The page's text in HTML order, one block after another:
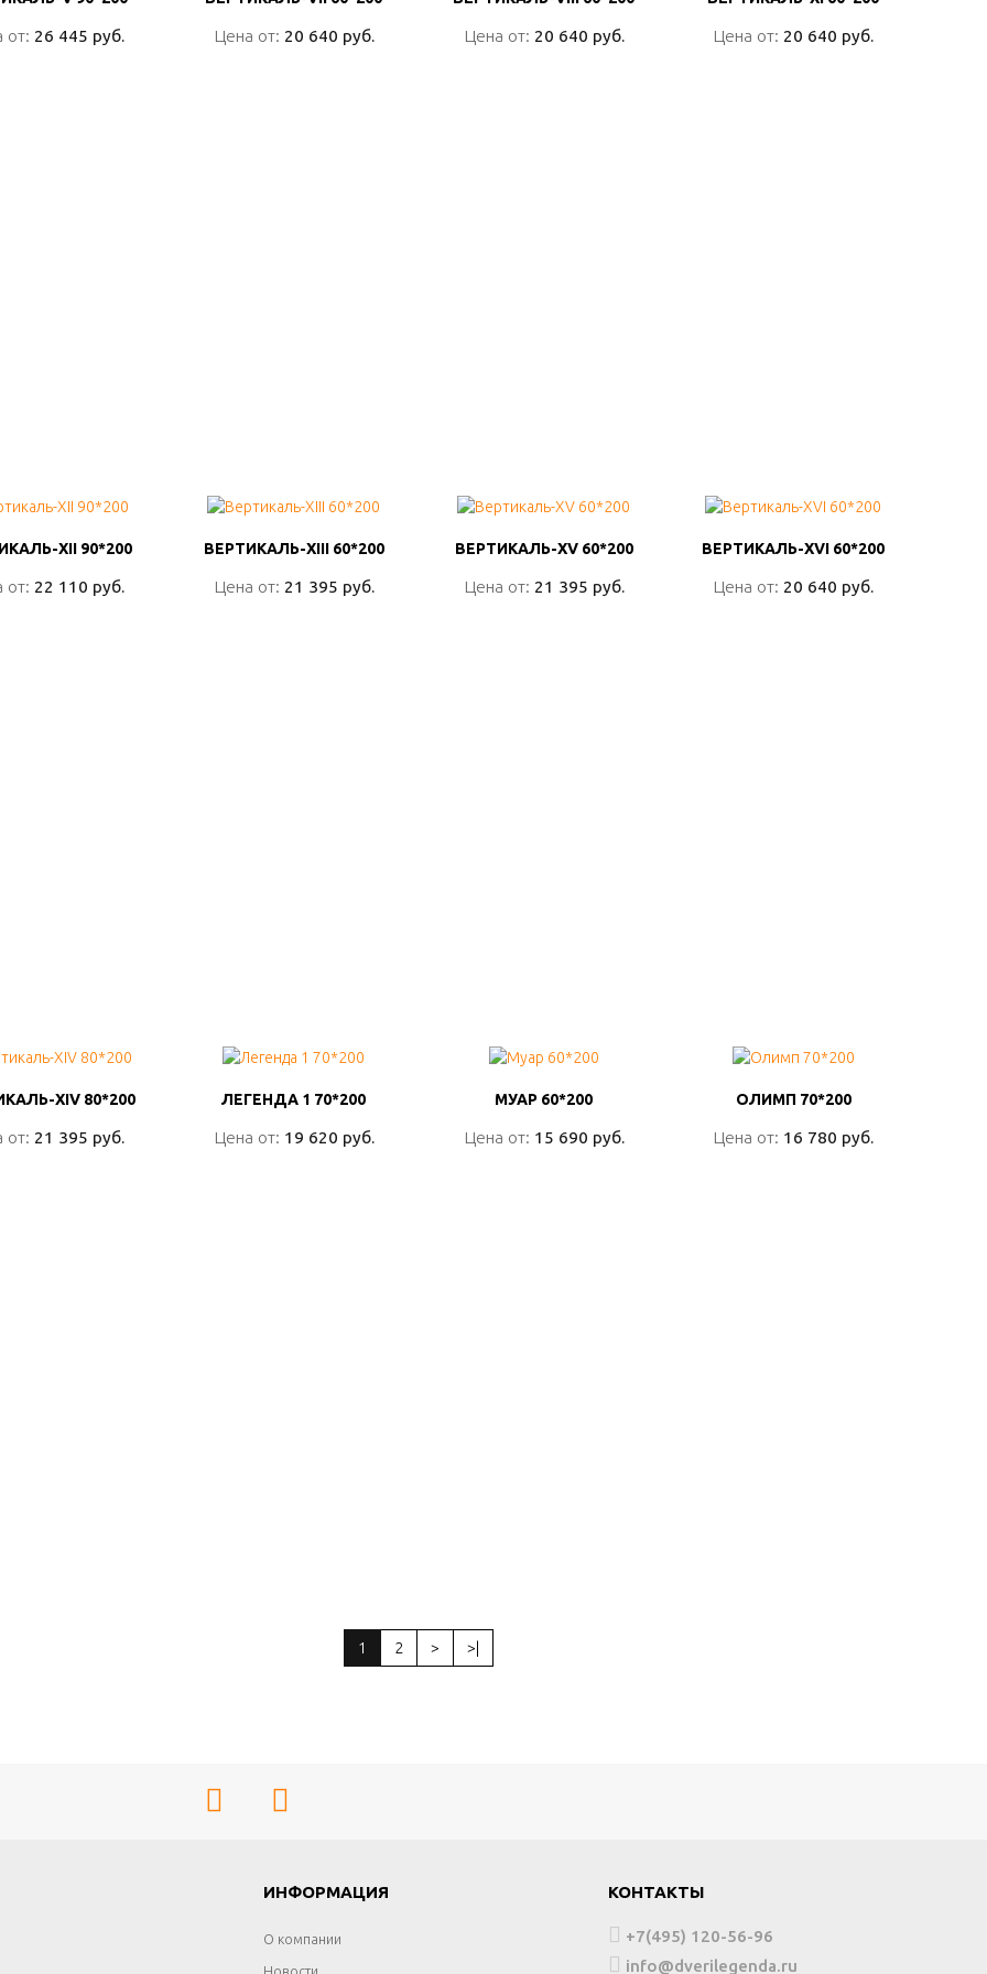
от: 26 445 руб.
от: 26 445 руб. Цена от: 20 640 руб.
Цена от: 20 640 руб. Цена от: 20 640 руб.
Цена от: 20 640 руб. Цена от: 20 640 руб.
Цена от: 20 640 руб.
XII 90*200
от: 22 110 руб.
XII 90*200
от: 22 110 руб.
ВЕРТИКАЛЬ-XIII 60*200
Цена от: 21 395 руб.
ВЕРТИКАЛЬ-XIII 60*200
Цена от: 21 395 руб.
ВЕРТИКАЛЬ-XV 60*200
Цена от: 21 395 руб.
ВЕРТИКАЛЬ-XV 60*200
Цена от: 21 395 руб.
ВЕРТИКАЛЬ-XVI 60*200
Цена от: 20 640 руб.
ВЕРТИКАЛЬ-XVI 60*200
Цена от: 20 640 руб.
ХIV 80*200
от: 21 395 руб.
ХIV 80*200
от: 21 395 руб.
ЛЕГЕНДА 1 70*200
Цена от: 19 620 руб.
ЛЕГЕНДА 1 70*200
Цена от: 19 620 руб.
МУАР 60*200
Цена от: 15 690 руб.
МУАР 60*200
Цена от: 15 690 руб.
ОЛИМП 70*200
Цена от: 16 780 руб.
ОЛИМП 70*200
Цена от: 16 780 руб.
1 2 > >|
ИНФОРМАЦИЯ
О компании
Новости
КОНТАКТЫ
+7(495) 120-56-96
info@dverilegenda.ru